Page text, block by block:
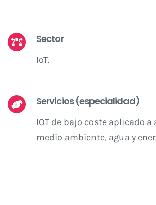
Sector
IoT.
Servicios (especialidad)
IOT de bajo coste aplicado
medio ambiente, agua y